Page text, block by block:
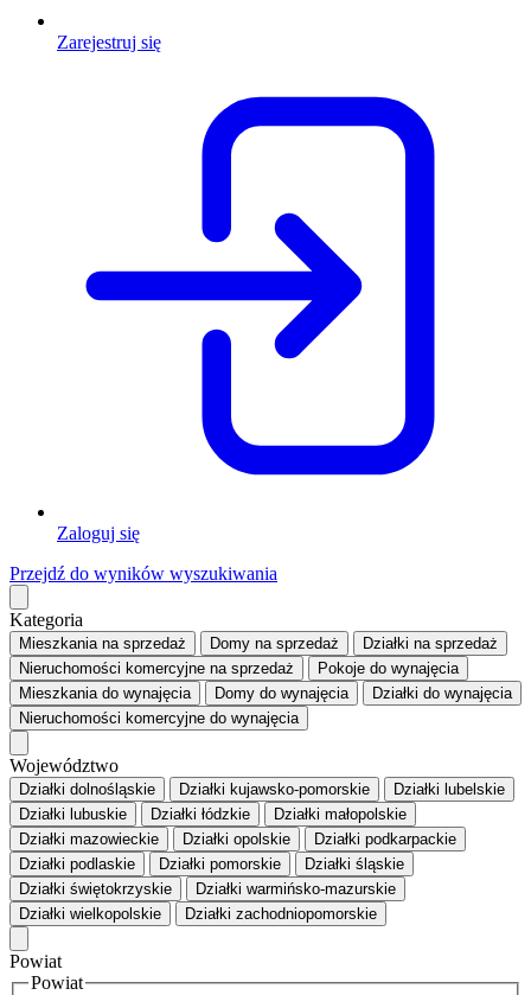
Zarejestruj się
Zaloguj się
Przejdź do wyników wyszukiwania
Kategoria
Mieszkaniana sprzedaż Domy na sprzedaż Działki na sprzedaż
Nieruchomości komercyjne na sprzedaż Pokoje do wynajęcia
Mieszkaniado wynajęcia Domy do wynajęcia Działki do wynajęcia
Nieruchomości komercyjne do wynajęcia
Województwo
Działki dolnośląskie Działki kujawsko-pomorskie
Działki lubelskie
Działki lubuskie
Działki łódzkie
Działki małopolskie
Działki mazowieckie
Działki opolskie
Działki podkarpackie
Działki podlaskie
Działki pomorskie
Działki śląskie
Działki świętokrzyskie
Działki warmińsko-mazurskie
Działki wielkopolskie
Działki zachodniopomorskie
Powiat
Powiat